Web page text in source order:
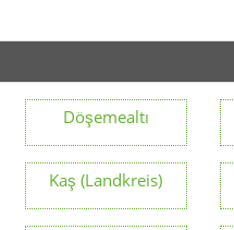
Döşemealtı
Kaş (Landkreis)